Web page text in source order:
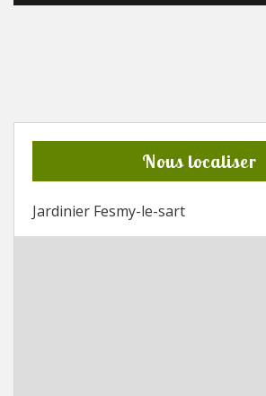
Nous localiser
Jardinier Fesmy-le-sart